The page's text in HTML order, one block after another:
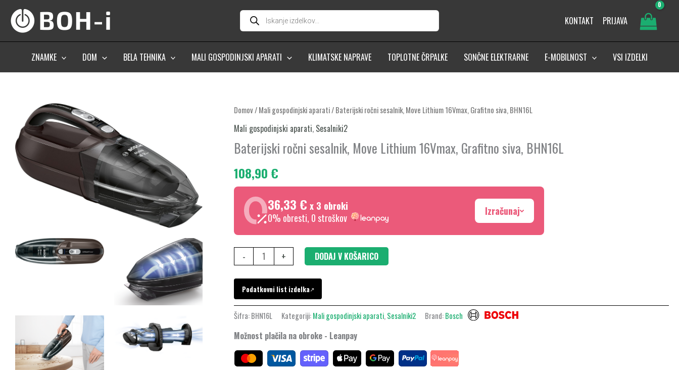
content
Products
search KONTAKT PRIJAVA
ZNAMKE DOM BELA TEHNIKA MALI GOSPODINJSKI APARATI KLIMATSKE NAPRAVE TOPLOTNE ČRPALKE SONČNE ELEKTRARNE E-MOBILNOST VSI IZDELKI
Domov/Mali gospodinjski aparati/ Baterijski ročni sesalnik, Move Lithium 16Vmax, Grafitno siva, BHN16L
Mali gospodinjski aparati, Sesalniki2
Baterijski ročni sesalnik, Move Lithium 16Vmax, Grafitno siva, BHN16L
108,90 €
36,33 € x 3 obroki
0% obresti, 0 stroškov
Izračunaj
-
Baterijski
ročni
Move
Lithium
16Vmax,
Grafitno
siva,
BHN16L
+ DODAJ V KOŠARICO
Podatkovni list izdelka↗
Šifra:BHN16L Kategoriji:Mali gospodinjski aparati,Sesalniki2 Brand:Bosch
Možnost plačila na obroke - Leanpay